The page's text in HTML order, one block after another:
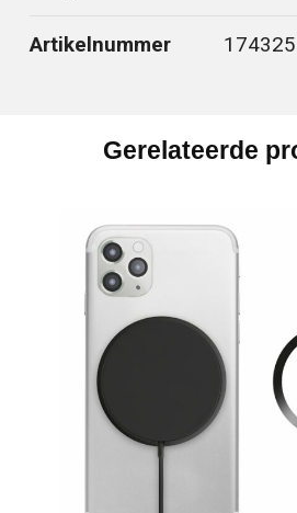
Artikelnummer 174325
Gerelateerde